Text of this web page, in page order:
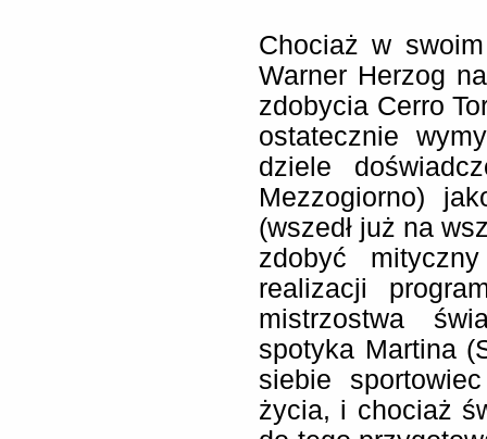
Chociaż w
Warner Herzog
zdobycia Cerro
ostatecznie
dziele
Mezzogiorno)
(wszedł już na
zdobyć
realizacji
mistrzostwa
spotyka Martina
siebie
życia, i chociaż